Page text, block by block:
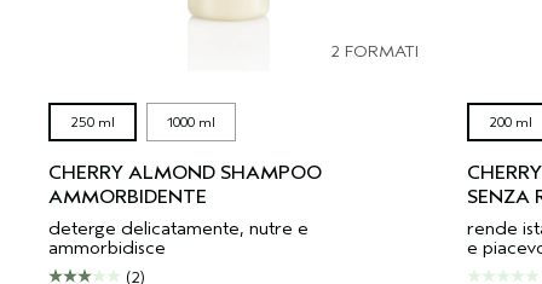
2 FORMATI
250 ml 1000 ml
CHERRY ALMOND SHAMPOO
AMMORBIDENTE
deterge delicatamente, nutre e
ammorbidisce
(2)
200 ml
SENZA
rende
e